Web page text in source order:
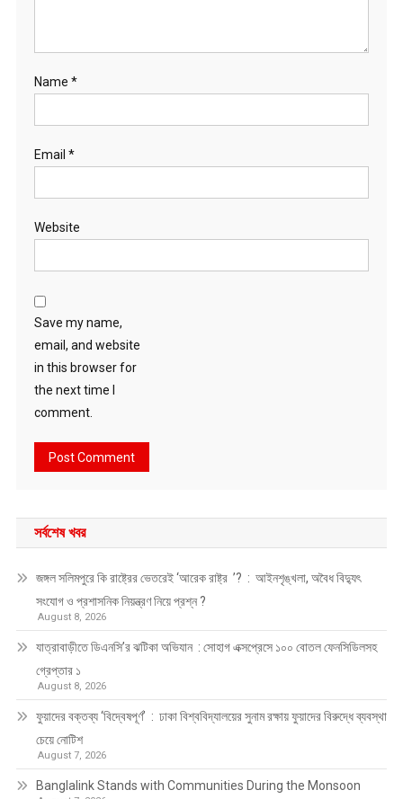
Name *
Email *
Website
Save my name,
email, and website
in this browser for
the next time I
comment.
সর্বশেষ খবর
জঙ্গল সলিমপুরে কি রাষ্ট্রের ভেতরেই ‘আরেক রাষ্ট্র ’? : আইনশৃঙ্খলা, অবৈধ বিদ্যুৎ
সংযোগ ও প্রশাসনিক নিয়ন্ত্রণ নিয়ে প্রশ্ন ?
August 8, 2026
যাত্রাবাড়ীতে ডিএনসি’র ঝটিকা অভিযান : সোহাগ এক্সপ্রেসে ১০০ বোতল ফেনসিডিলসহ
গ্রেপ্তার ১
August 8, 2026
ফুয়াদের বক্তব্য ‘বিদ্বেষপূর্ণ’ : ঢাকা বিশ্ববিদ্যালয়ের সুনাম রক্ষায় ফুয়াদের বিরুদ্ধে ব্যবস্থা
চেয়ে নোটিশ
August 7, 2026
Banglalink Stands with Communities During the Monsoon